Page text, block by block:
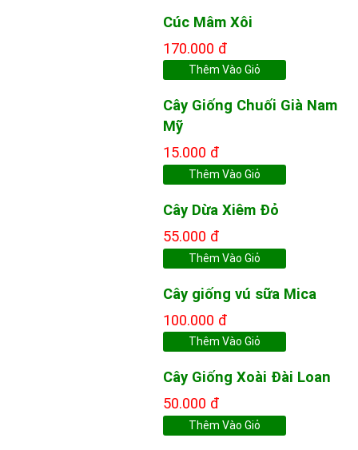
Cúc Mâm Xôi
170.000 đ
Thêm Vào Giỏ
Cây Giống Chuối Già Nam
Mỹ
15.000 đ
Thêm Vào Giỏ
Cây Dừa Xiêm Đỏ
55.000 đ
Thêm Vào Giỏ
Cây giống vú sữa Mica
100.000 đ
Thêm Vào Giỏ
Cây Giống Xoài Đài Loan
50.000 đ
Thêm Vào Giỏ